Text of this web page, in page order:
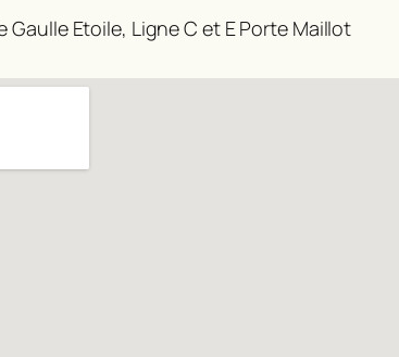
Gaulle Etoile, Ligne C et E Porte Maillot